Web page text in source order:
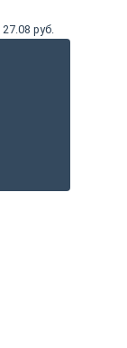
27.08 руб.